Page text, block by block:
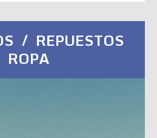
/ REPUESTOS